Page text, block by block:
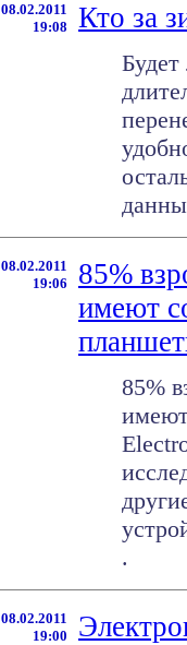
08.02.2011
19:08
Кто за
08.02.2011
19:06
85%
имеют
85%
.
08.02.2011
19:00